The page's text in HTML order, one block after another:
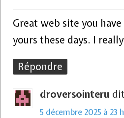
Great web site you
yours these days. I
Répondre
droversointeru
5 décembre 2025 à 23